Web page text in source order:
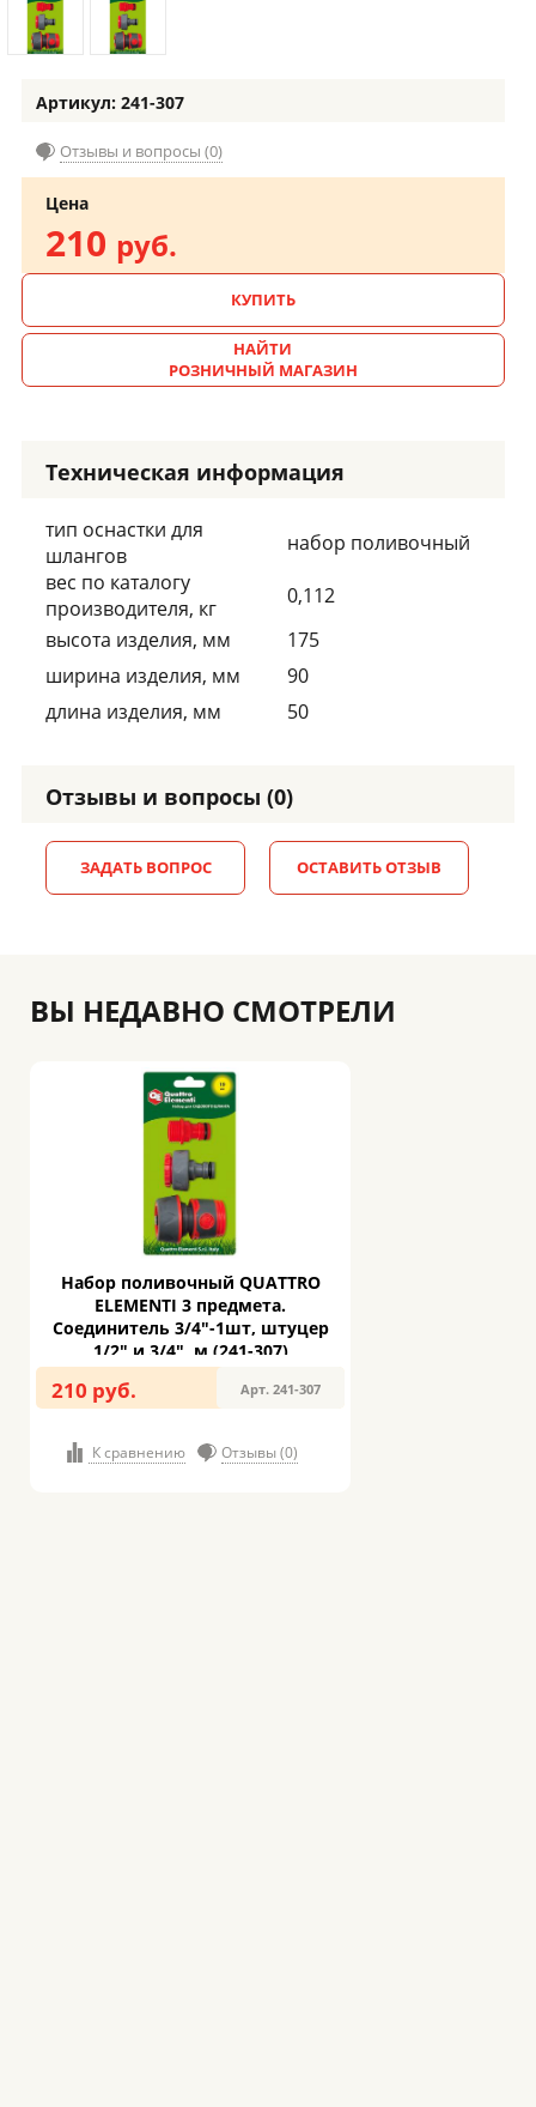
Артикул: 241-307
Отзывы и вопросы (0)
Цена
210 руб.
КУПИТЬ
НАЙТИ
РОЗНИЧНЫЙ МАГАЗИН
Техническая информация
тип оснастки для
шлангов
набор поливочный
вес по каталогу
производителя, кг
0,112
высота изделия, мм
175
ширина изделия, мм
90
длина изделия, мм
50
Отзывы и вопросы (0)
ЗАДАТЬ ВОПРОС ОСТАВИТЬ ОТЗЫВ
ВЫ НЕДАВНО СМОТРЕЛИ
Набор поливочный QUATTRO
ELEMENTI 3 предмета.
Соединитель 3/4"-1шт, штуцер
1/2" и 3/4", м (241-307)
210 руб. Арт. 241-307
К сравнению Отзывы (0)